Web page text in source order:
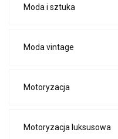
Moda i sztuka
Moda vintage
Motoryzacja
Motoryzacja luksusowa